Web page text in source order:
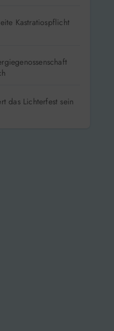
Kastratiospflicht
das Lichterfest sein